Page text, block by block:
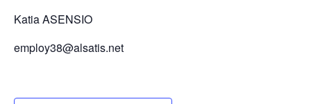
Katia ASENSIO
employ38@alsatis.net